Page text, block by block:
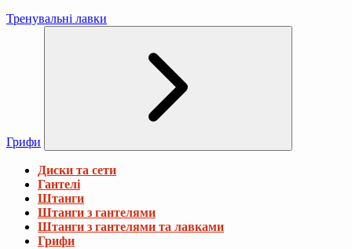
Тренувальні лавки
Грифи
Диски та сети
Гантелі
Штанги
Штанги з гантелями
Штанги з гантелями та лавками
Грифи